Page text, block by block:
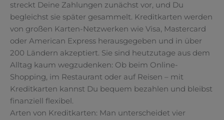
streckt Deine Zahlungen zunächst vor, und Du
begleichst sie später gesammelt. Kreditkarten werden
von großen Karten-Netzwerken wie Visa, Mastercard
oder American Express herausgegeben und in über
200 Ländern akzeptiert. Sie sind heutzutage aus dem
Alltag kaum wegzudenken: Ob beim Online-
Shopping, im Restaurant oder auf Reisen – mit
Kreditkarten kannst Du bequem bezahlen und bleibst
finanziell flexibel.
Arten von Kreditkarten: Man unterscheidet vier